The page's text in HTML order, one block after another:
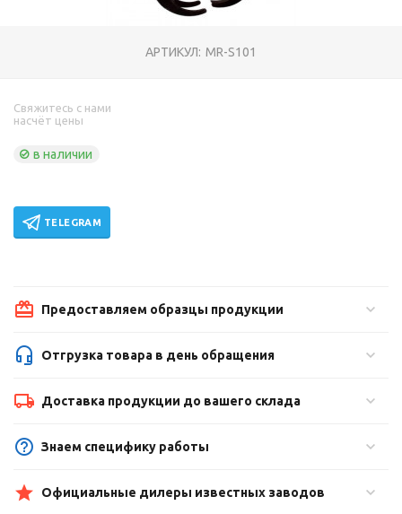
АРТИКУЛ: MR-S101
Свяжитесь с нами
насчёт цены
в наличии
TELEGRAM
Предоставляем образцы продукции
Отгрузка товара в день обращения
Доставка продукции до вашего склада
Знаем специфику работы
Официальные дилеры известных заводов